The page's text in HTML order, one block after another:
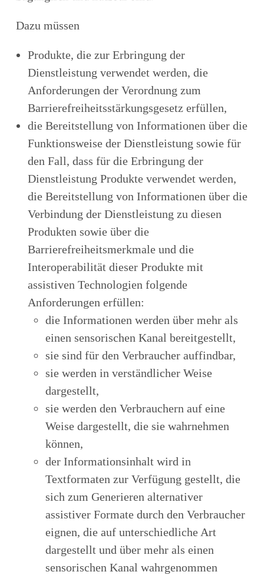
Dazu müssen
Produkte, die zur Erbringung der
Dienstleistung verwendet werden, die
Anforderungen der Verordnung zum
Barrierefreiheitsstärkungsgesetz erfüllen,
die Bereitstellung von Informationen über die
Funktionsweise der Dienstleistung sowie für
den Fall, dass für die Erbringung der
Dienstleistung Produkte verwendet werden,
die Bereitstellung von Informationen über die
Verbindung der Dienstleistung zu diesen
Produkten sowie über die
Barrierefreiheitsmerkmale und die
Interoperabilität dieser Produkte mit
assistiven Technologien folgende
Anforderungen erfüllen:
die Informationen werden über mehr als
einen sensorischen Kanal bereitgestellt,
sie sind für den Verbraucher auffindbar,
sie werden in verständlicher Weise
dargestellt,
sie werden den Verbrauchern auf eine
Weise dargestellt, die sie wahrnehmen
können,
der Informationsinhalt wird in
Textformaten zur Verfügung gestellt, die
sich zum Generieren alternativer
assistiver Formate durch den Verbraucher
eignen, die auf unterschiedliche Art
dargestellt und über mehr als einen
sensorischen Kanal wahrgenommen